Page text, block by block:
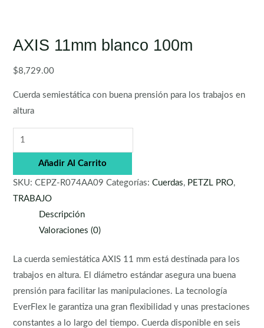
AXIS 11mm blanco 100m
$8,729.00
Cuerda semiestática con buena prensión para los trabajos en
altura
Añadir Al Carrito
SKU:CEPZ-R074AA09 Categorías:Cuerdas, PETZL PRO,
TRABAJO
Descripción
Valoraciones (0)
La cuerda semiestática AXIS 11 mm está destinada para los
trabajos en altura. El diámetro estándar asegura una buena
prensión para facilitar las manipulaciones. La tecnología
EverFlex le garantiza una gran flexibilidad y unas prestaciones
constantes a lo largo del tiempo. Cuerda disponible en seis